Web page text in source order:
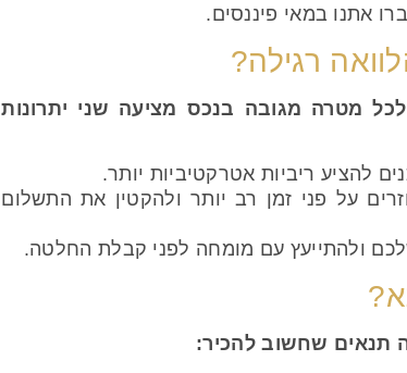
אתנו במאי פיננסים.
רגילה?
מטרה מגובה בנכס מציעה שני יתרונות
להציע ריביות אטרקטיביות יותר.
על פני זמן רב יותר ולהקטין את התשלום
ולהתייעץ עם מומחה לפני קבלת החלטה.
תנאים שחשוב להכיר: